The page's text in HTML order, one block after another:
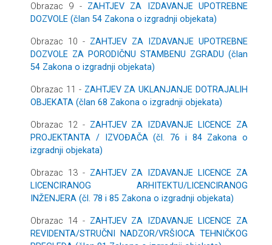
Obrazac 9 - ZAHTJEV ZA IZDAVANJE UPOTREBNE
DOZVOLE (član 54 Zakona o izgradnji objekata)
Obrazac 10 - ZAHTJEV ZA IZDAVANJE UPOTREBNE
DOZVOLE ZA PORODIČNU STAMBENU ZGRADU (član
54 Zakona o izgradnji objekata)
Obrazac 11 - ZAHTJEV ZA UKLANJANJE DOTRAJALIH
OBJEKATA (član 68 Zakona o izgradnji objekata)
Obrazac 12 - ZAHTJEV ZA IZDAVANJE LICENCE ZA
PROJEKTANTA / IZVOĐAČA (čl. 76 i 84 Zakona o
izgradnji objekata)
Obrazac 13 - ZAHTJEV ZA IZDAVANJE LICENCE ZA
LICENCIRANOG ARHITEKTU/LICENCIRANOG
INŽENJERA (čl. 78 i 85 Zakona o izgradnji objekata)
Obrazac 14 - ZAHTJEV ZA IZDAVANJE LICENCE ZA
REVIDENTA/STRUČNI NADZOR/VRŠIOCA TEHNIČKOG